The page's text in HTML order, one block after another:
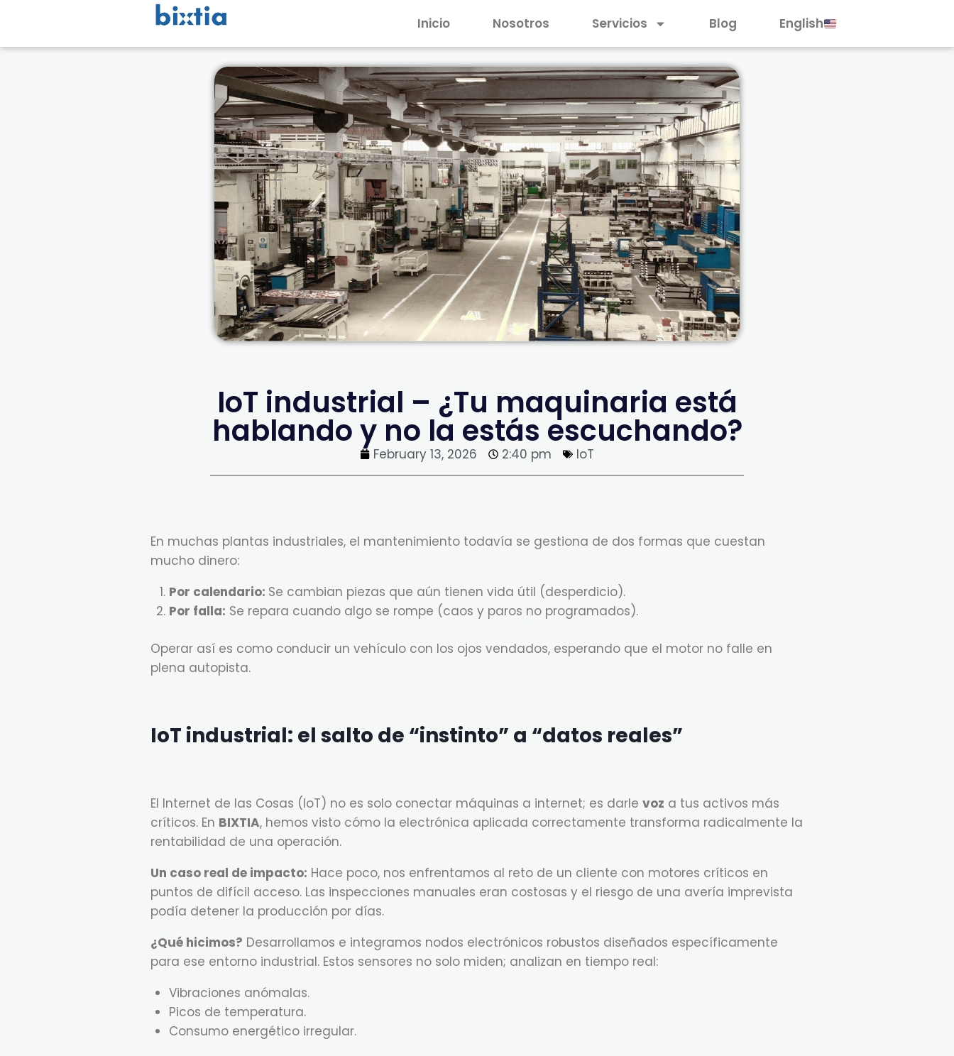
Inicio Nosotros Servicios Blog English
IoT industrial – ¿Tu maquinaria está
hablando y no la estás escuchando?
February 13, 2026 2:40 pm IoT
En muchas plantas industriales, el mantenimiento todavía se gestiona de dos formas que cuestan
mucho dinero:
Por calendario: Se cambian piezas que aún tienen vida útil (desperdicio).
Por falla: Se repara cuando algo se rompe (caos y paros no programados).
Operar así es como conducir un vehículo con los ojos vendados, esperando que el motor no falle en
plena autopista.
IoT industrial: el salto de “instinto” a “datos reales”
El Internet de las Cosas (IoT) no es solo conectar máquinas a internet; es darle voz a tus activos más
críticos. En BIXTIA, hemos visto cómo la electrónica aplicada correctamente transforma radicalmente la
rentabilidad de una operación.
Un caso real de impacto: Hace poco, nos enfrentamos al reto de un cliente con motores críticos en
puntos de difícil acceso. Las inspecciones manuales eran costosas y el riesgo de una avería imprevista
podía detener la producción por días.
¿Qué hicimos? Desarrollamos e integramos nodos electrónicos robustos diseñados específicamente
para ese entorno industrial. Estos sensores no solo miden; analizan en tiempo real:
Vibraciones anómalas.
Picos de temperatura.
Consumo energético irregular.